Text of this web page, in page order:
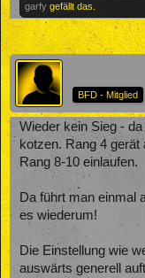
garfy gefällt das.
BFD - Mitglied
Wieder kein Sieg -
kotzen. Rang 4
Rang 8-10 einlaufen.
Da führt man einmal
es wiederum!
Die Einstellung wie
auswärts generell